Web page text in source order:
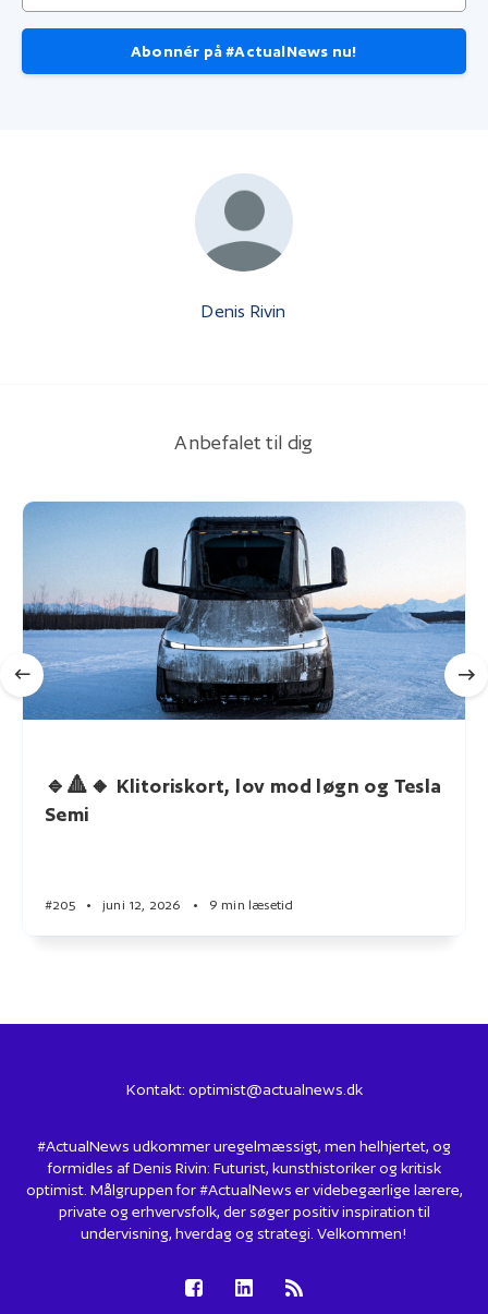
Abonnér på #ActualNews nu!
Denis Rivin
Anbefalet til dig
🔹🔺🔸 Klitoriskort, lov mod løgn og Tesla
Semi
#205 • juni 12, 2026 • 9 min læsetid
Kontakt: optimist@actualnews.dk
#ActualNews udkommer uregelmæssigt, men helhjertet, og
formidles af Denis Rivin: Futurist, kunsthistoriker og kritisk
optimist. Målgruppen for #ActualNews er videbegærlige lærere,
private og erhvervsfolk, der søger positiv inspiration til
undervisning, hverdag og strategi. Velkommen!